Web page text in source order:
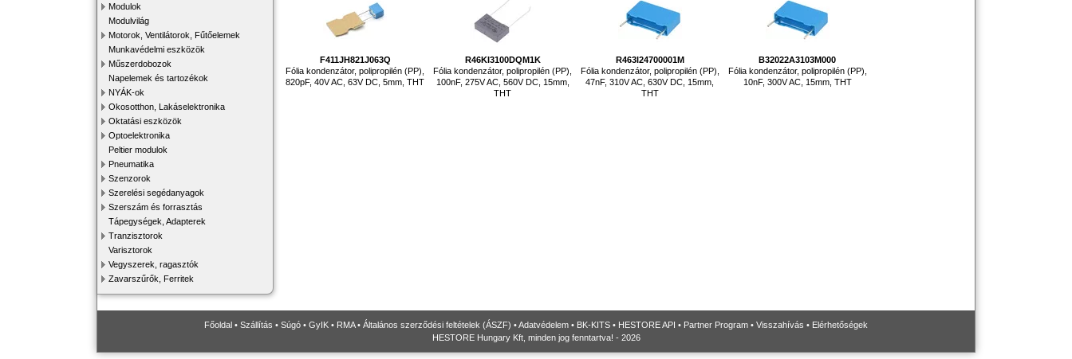
Modulok
Modulvilág
Motorok, Ventilátorok, Fűtőelemek
Munkavédelmi eszközök
Műszerdobozok
Napelemek és tartozékok
NYÁK-ok
Okosotthon, Lakáselektronika
Oktatási eszközök
Optoelektronika
Peltier modulok
Pneumatika
Szenzorok
Szerelési segédanyagok
Szerszám és forrasztás
Tápegységek, Adapterek
Tranzisztorok
Varisztorok
Vegyszerek, ragasztók
Zavarszűrők, Ferritek
F411JH821J063Q
Fólia kondenzátor, polipropilén (PP),
820pF, 40V AC, 63V DC, 5mm, THT
R46KI3100DQM1K
Fólia kondenzátor, polipropilén (PP),
100nF, 275V AC, 560V DC, 15mm,
THT
R463I24700001M
Fólia kondenzátor, polipropilén (PP),
47nF, 310V AC, 630V DC, 15mm,
THT
B32022A3103M000
Fólia kondenzátor, polipropilén (PP),
10nF, 300V AC, 15mm, THT
Főoldal • Szállítás • Súgó • GyIK • RMA• Általános szerződési feltételek (ÁSZF) •Adatvédelem • BK-KITS • HESTORE API • Partner Program • Visszahívás • Elérhetőségek
HESTORE Hungary Kft, minden jog fenntartva! - 2026